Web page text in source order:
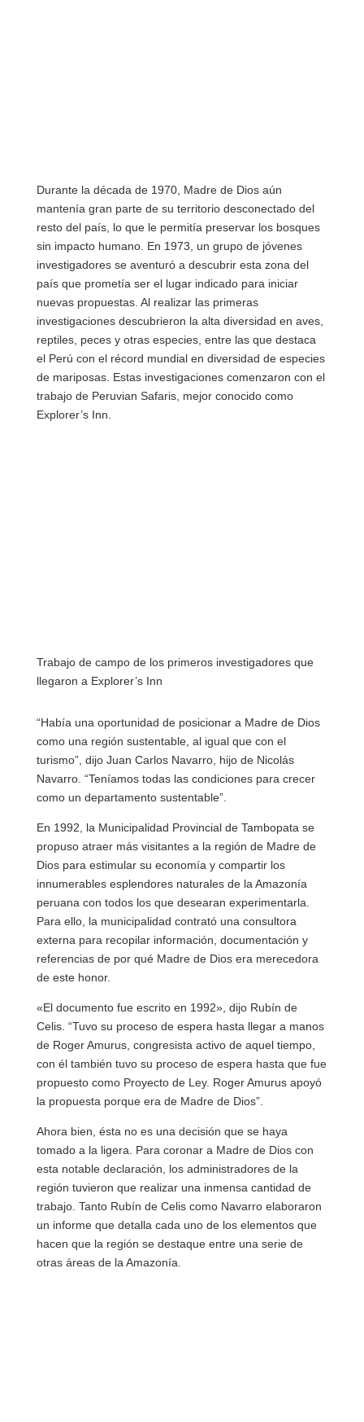
Durante la década de 1970, Madre de Dios aún
mantenía gran parte de su territorio desconectado del
resto del país, lo que le permitía preservar los bosques
sin impacto humano. En 1973, un grupo de jóvenes
investigadores se aventuró a descubrir esta zona del
país que prometía ser el lugar indicado para iniciar
nuevas propuestas. Al realizar las primeras
investigaciones descubrieron la alta diversidad en aves,
reptiles, peces y otras especies, entre las que destaca
el Perú con el récord mundial en diversidad de especies
de mariposas. Estas investigaciones comenzaron con el
trabajo de Peruvian Safaris, mejor conocido como
Explorer’s Inn.
Trabajo de campo de los primeros investigadores que
llegaron a Explorer’s Inn
“Había una oportunidad de posicionar a Madre de Dios
como una región sustentable, al igual que con el
turismo”, dijo Juan Carlos Navarro, hijo de Nicolás
Navarro. “Teníamos todas las condiciones para crecer
como un departamento sustentable”.
En 1992, la Municipalidad Provincial de Tambopata se
propuso atraer más visitantes a la región de Madre de
Dios para estimular su economía y compartir los
innumerables esplendores naturales de la Amazonía
peruana con todos los que desearan experimentarla.
Para ello, la municipalidad contrató una consultora
externa para recopilar información, documentación y
referencias de por qué Madre de Dios era merecedora
de este honor.
«El documento fue escrito en 1992», dijo Rubín de
Celis. “Tuvo su proceso de espera hasta llegar a manos
de Roger Amurus, congresista activo de aquel tiempo,
con él también tuvo su proceso de espera hasta que fue
propuesto como Proyecto de Ley. Roger Amurus apoyó
la propuesta porque era de Madre de Dios”.
Ahora bien, ésta no es una decisión que se haya
tomado a la ligera. Para coronar a Madre de Dios con
esta notable declaración, los administradores de la
región tuvieron que realizar una inmensa cantidad de
trabajo. Tanto Rubín de Celis como Navarro elaboraron
un informe que detalla cada uno de los elementos que
hacen que la región se destaque entre una serie de
otras áreas de la Amazonía.